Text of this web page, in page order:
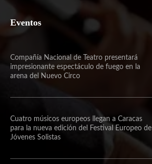
Eventos
Compañía Nacional de Teatro presentará
impresionante espectáculo de fuego en la
arena del Nuevo Circo
Cuatro músicos europeos llegan a Caracas
para la nueva edición del Festival Europeo de
Jóvenes Solistas